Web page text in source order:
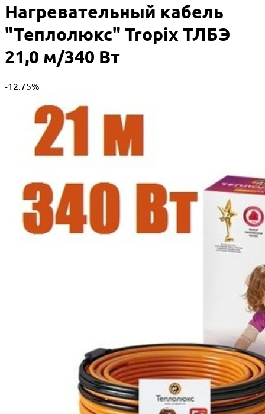
Нагревательный кабель
"Теплолюкс" Tropix ТЛБЭ
21,0 м/340 Вт
-12.75%